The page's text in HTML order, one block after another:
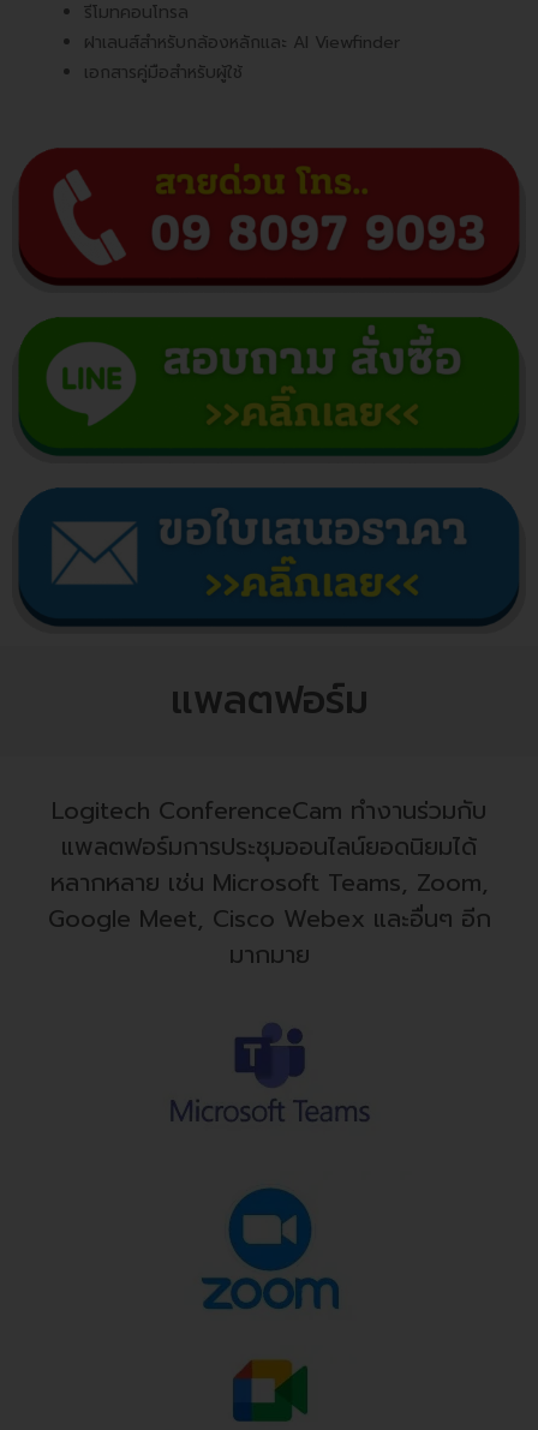
รีโมทคอนโทรล
ฝาเลนส์สำหรับกล้องหลักและ AI Viewfinder
เอกสารคู่มือสำหรับผู้ใช้
แพลตฟอร์ม
Logitech ConferenceCam ทำงานร่วมกับ
แพลตฟอร์มการประชุมออนไลน์ยอดนิยมได้
หลากหลาย เช่น Microsoft Teams, Zoom,
Google Meet, Cisco Webex และอื่นๆ อีก
มากมาย